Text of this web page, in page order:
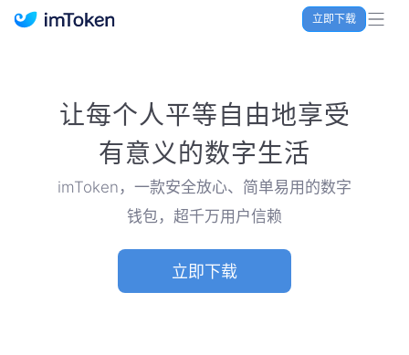
立即下载
imToken 官网｜联合TRX空投大礼包
让每个人平等自由地享受
有意义的数字生活
imToken，一款安全放心、简单易用的数字
钱包，超千万用户信赖
立即下载